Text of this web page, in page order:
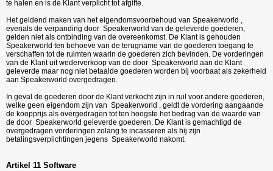
te halen en is de Klant verplicht tot afgifte.
Het geldend maken van het eigendomsvoorbehoud van Speakerworld ,
evenals de verpanding door Speakerworld van de geleverde goederen,
gelden niet als ontbinding van de overeenkomst. De Klant is gehouden
Speakerworld ten behoeve van de terugname van de goederen toegang te
verschaffen tot de ruimten waarin de goederen zich bevinden. De vorderingen
van de Klant uit wederverkoop van de door Speakerworld aan de Klant
geleverde maar nog niet betaalde goederen worden bij voorbaat als zekerheid
aan Speakerworld overgedragen.
In geval de goederen door de Klant verkocht zijn in ruil voor andere goederen,
welke geen eigendom zijn van Speakerworld , geldt de vordering aangaande
de koopprijs als overgedragen tot ten hoogste het bedrag van de waarde van
de door Speakerworld geleverde goederen. De Klant is gemachtigd de
overgedragen vorderingen zolang te incasseren als hij zijn
betalingsverplichtingen jegens Speakerworld nakomt.
Artikel 11 Software